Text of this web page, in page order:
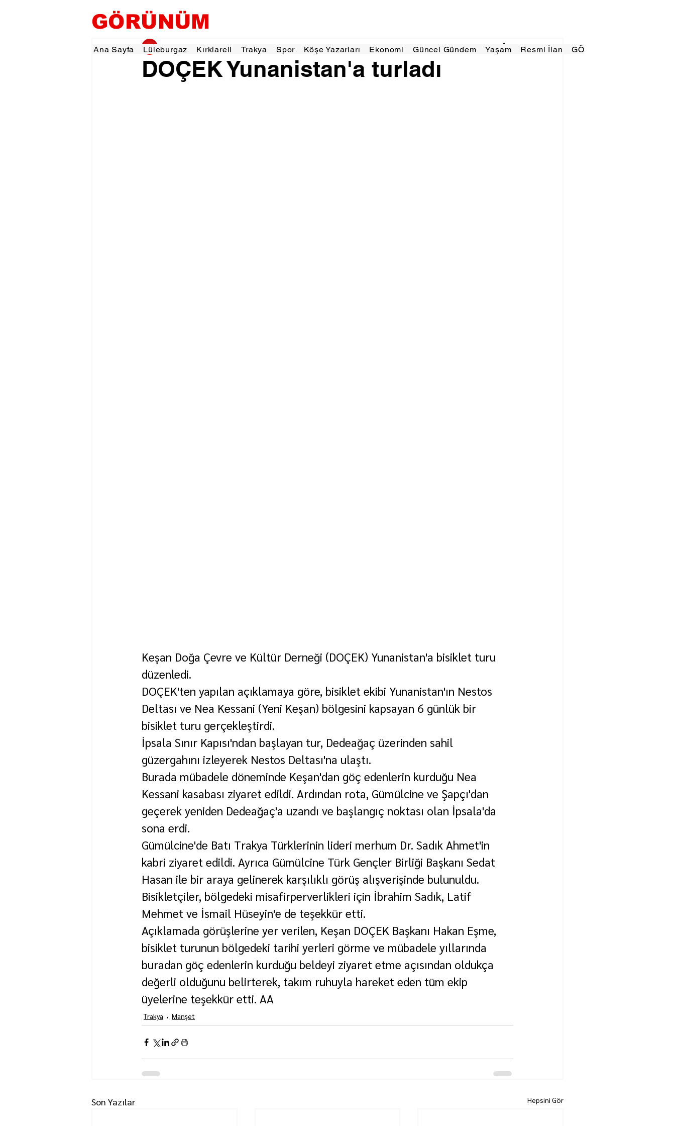
GÖRÜNÜM
Ana Sayfa Lüleburgaz Kırklareli Trakya Spor Köşe Yazarları Ekonomi Güncel Gündem Yaşam Resmi İlan GÖRÜNÜMTV
DOÇEK Yunanistan'a turladı
gorunumhaber 13 Ağu 2025 1 dakikada okunur
Keşan Doğa Çevre ve Kültür Derneği (DOÇEK) Yunanistan'a bisiklet turu
düzenledi.
DOÇEK'ten yapılan açıklamaya göre, bisiklet ekibi Yunanistan'ın Nestos
Deltası ve Nea Kessani (Yeni Keşan) bölgesini kapsayan 6 günlük bir
bisiklet turu gerçekleştirdi.
İpsala Sınır Kapısı'ndan başlayan tur, Dedeağaç üzerinden sahil
güzergahını izleyerek Nestos Deltası'na ulaştı.
Burada mübadele döneminde Keşan'dan göç edenlerin kurduğu Nea
Kessani kasabası ziyaret edildi. Ardından rota, Gümülcine ve Şapçı'dan
geçerek yeniden Dedeağaç'a uzandı ve başlangıç noktası olan İpsala'da
sona erdi.
Gümülcine'de Batı Trakya Türklerinin lideri merhum Dr. Sadık Ahmet'in
kabri ziyaret edildi. Ayrıca Gümülcine Türk Gençler Birliği Başkanı Sedat
Hasan ile bir araya gelinerek karşılıklı görüş alışverişinde bulunuldu.
Bisikletçiler, bölgedeki misafirperverlikleri için İbrahim Sadık, Latif
Mehmet ve İsmail Hüseyin'e de teşekkür etti.
Açıklamada görüşlerine yer verilen, Keşan DOÇEK Başkanı Hakan Eşme,
bisiklet turunun bölgedeki tarihi yerleri görme ve mübadele yıllarında
buradan göç edenlerin kurduğu beldeyi ziyaret etme açısından oldukça
değerli olduğunu belirterek, takım ruhuyla hareket eden tüm ekip
üyelerine teşekkür etti. AA
Trakya Manşet
Son Yazılar Hepsini Gör